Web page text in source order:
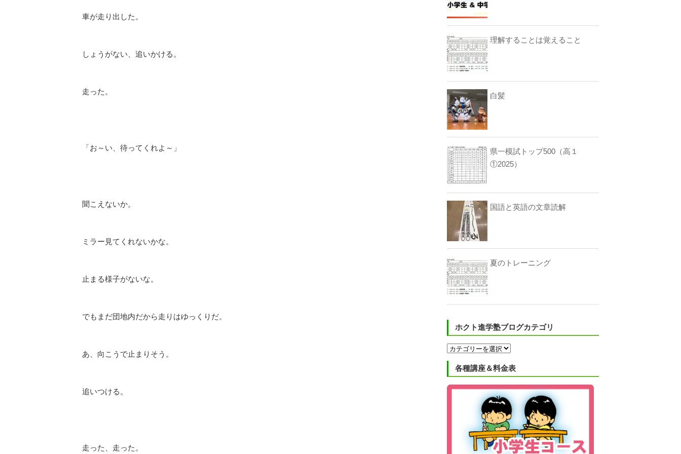
車が走り出した。
しょうがない、追いかける。
走った。
「お～い、待ってくれよ～」
聞こえないか。
ミラー見てくれないかな。
止まる様子がないな。
でもまだ団地内だから走りはゆっくりだ。
あ、向こうで止まりそう。
追いつける。
走った、走った。
理解することは覚えること
白髪
県一模試トップ500（高１
①2025）
国語と英語の文章読解
夏のトレーニング
ホクト進学塾ブログカテゴリ
ホ
ク
ト
学
塾
各種講座＆料金表